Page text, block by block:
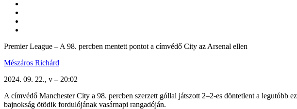
Premier League – A 98. percben mentett pontot a címvédő City az Arsenal ellen
Mészáros Richárd
2024. 09. 22., v – 20:02
A címvédő Manchester City a 98. percben szerzett góllal játszott 2–2-es döntetlent a legutóbb
bajnokság ötödik fordulójának vasárnapi rangadóján.